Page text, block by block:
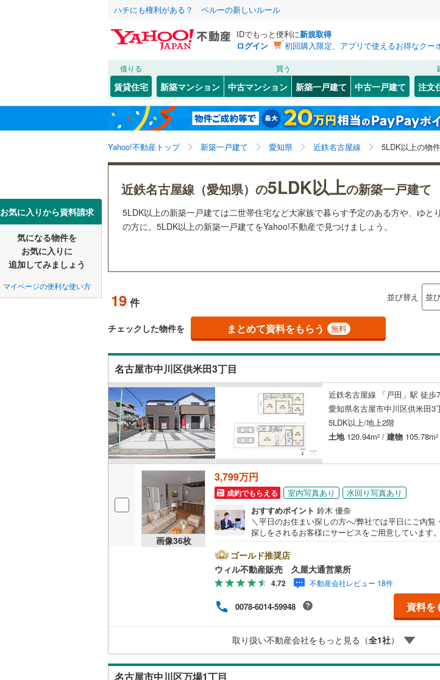
ハチにも権利がある？ ペルーの新しいルール
IDでもっと便利に新規取得
ログイン
初回購入限定、アプリで使えるお得なクー
借りる
賃貸住宅
買う
新築マンション 中古マンション 新築一戸建て 中古一戸建て 注文
Yahoo!不動産トップ 新築一戸建て 愛知県 近鉄名古屋線 5LDK以上の物
お気に入りから資料請求
気になる物件を
お気に入りに
追加してみましょう
マイページの便利な使い方
近鉄名古屋線（愛知県）の5LDK以上の新築一戸建て
5LDK以上の新築一戸建ては二世帯住宅など大家族で暮らす予定のある方や、ゆと
の方に。5LDK以上の新築一戸建てをYahoo!不動産で見つけましょう。
19 件 並び替え
チェックした物件を まとめて資料をもらう 無料
名古屋市中川区供米田3丁目
近鉄名古屋線 「戸田」駅 徒歩
愛知県名古屋市中川区供米田3
5LDK以上/地上2階
土地120.94m2 / 建物 105.78m2
画像36枚
3,799万円
成約でもらえる 室内写真あり
水回り写真あり
おすすめポイント 鈴木 優奈
＼平日のお住まい探しの方へ/弊社では平日にご内覧
探しをされるお客様にサービスをご用意しています
時間外でのご内覧もご対応いたします。＼本物件の
方へ/不動産業者間で不動産情報が共有されているの
他隣接エリアでもご内覧が可能です！ 【ウィル不動
◎地下鉄東山線「栄」駅7A出口から徒歩1分、名城線
ら徒歩1分◎お子様が遊べるキッズスペースあり◎
休日無し） 上記時間はお電話が繋がりやすくなって
連絡下さい！現地を見学される場合は「室内・現地
ゴールド推奨店
ウィル不動産販売 久屋大通営業所
4.72 不動産会社レビュー 18件
0078-6014-59948 資料を
取り扱い不動産会社をもっと見る（全1社）
名古屋市中川区万場1丁目
北海道 北海道
東北 青森 岩手 宮城 秋田
関東 東京 神奈川 埼玉 千葉
長野
東海 愛知 岐阜 静岡 三重
中国 鳥取 島根 岡山 広島
高知
福岡 佐賀 長崎
該当物件0件 この条件で検索する
名古屋市 千種区(3) 東区(0)
西区(0) 中村区(0
昭和区
0) 瑞穂区(1)
守山区
( 緑区( 12
天白区(3)
かの地域
津島市(5)
刈谷市(11)
常滑市
稲沢市(6) 新城市(4
大府市(1)
尾張旭市( 3) 高浜市(9)
豊明市(1) 日進市(0
愛西市(3) 清須市
弥富市(2)
長久手市(0) 愛知郡東
丹羽郡大口町(
海部郡蟹江町
(6)
知多郡東浦町(2 知多郡
該当物件0件 この条件で検索する
該当物件0件 この条
JR 東海道本線(51) 飯田線(31
武豊線(6) 関西本線
地下鉄 名古屋市営地下鉄東山線(27) 名古屋市
私鉄・その他 愛知環状鉄道( 40) 東海交通
豊橋鉄道東田本線(17) 豊橋鉄道
名鉄名古屋本線 ( 70)
名鉄津島線
名鉄犬山線(22)
該当物件0件 この条件で検索する
(1) (6) (5) (1) (10)
該当物件0件 この条
こだわり条件 設備
床暖房（0） オール電
駐車場2台以上（17） ビルトイ
ＴＶモニタ付インターホン
（19）
防犯カメラ
配置、向き、建ち方、日当たり
前道6m以上（6）
LD
（8）
耐震、免震、制震構造
（15）
設計住
（18）
長期優良住宅（16
大規模（
最寄りの駅が始発駅
間取り、居室全体
吹き抜け（0） バリアフ
二世帯向け（0
サービスルーム（納戸）（1）
キッチン
独立型キッチン（0） 対面キッ
浴室
該当物件0件 この条
検索条件を保存し
この検索条件の新着物件通知は、 マイ
保存した条件を見
愛知県、近鉄名古屋線、価格未
土地を含む、5LDK以上
検索条件を保
閉じる お気に
閉じる
閉じる お気に
閉じる